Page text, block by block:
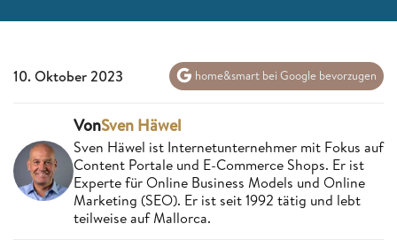
10. Oktober 2023 home&smart bei Google bevorzugen
VonSven Häwel
Sven Häwel ist Internetunternehmer mit Fokus auf
Content Portale und E-Commerce Shops. Er ist
Experte für Online Business Models und Online
Marketing (SEO). Er ist seit 1992 tätig und lebt
teilweise auf Mallorca.